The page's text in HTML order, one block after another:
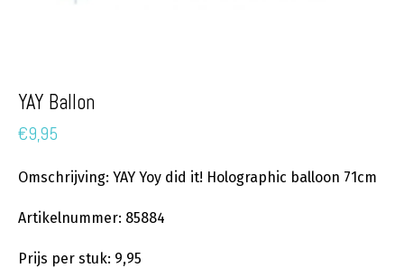
YAY Ballon
€9,95
Omschrijving: YAY Yoy did it! Holographic balloon 71cm
Artikelnummer: 85884
Prijs per stuk: 9,95